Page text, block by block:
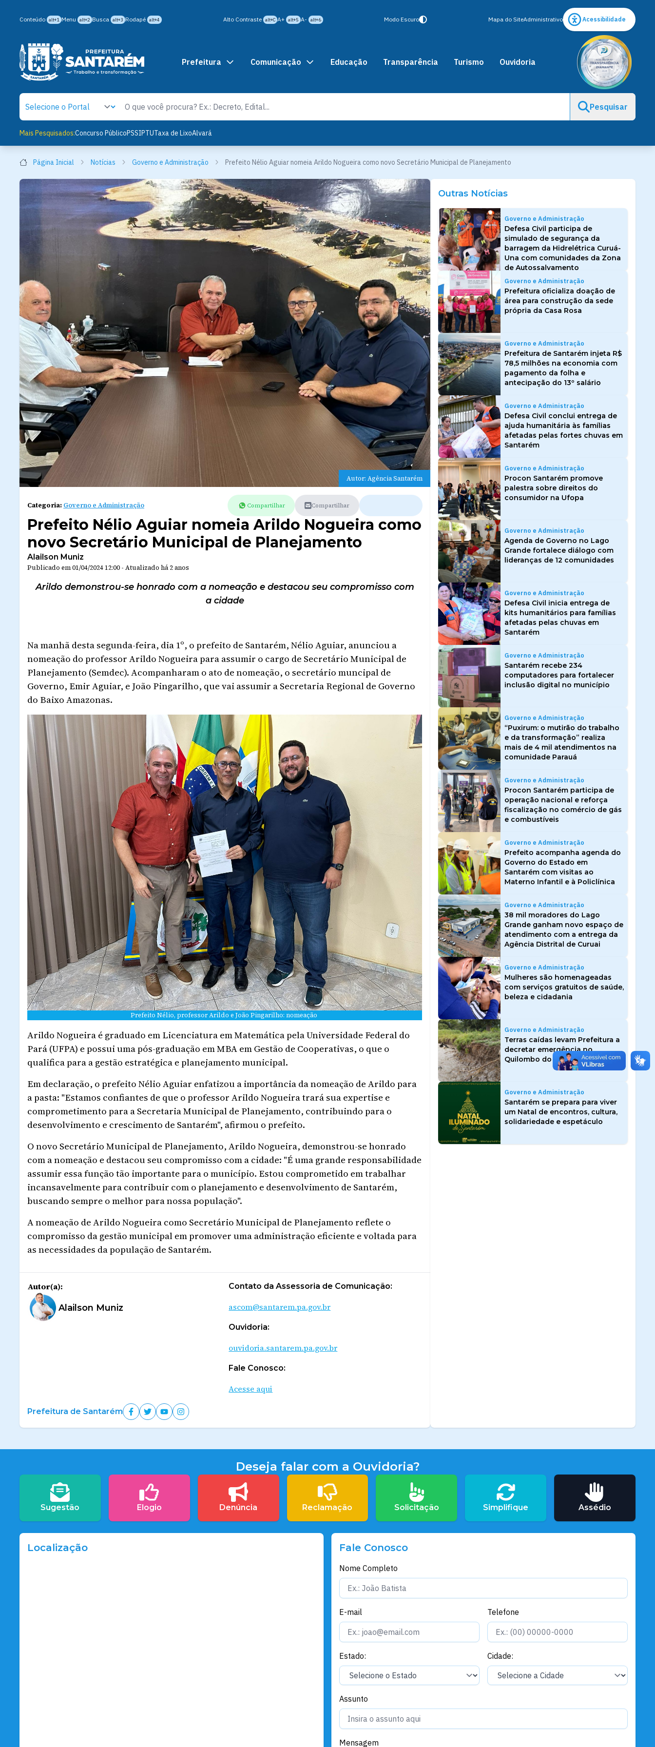
Conteúdo alt+1 Menu alt+2 Busca alt+3 Rodapé alt+4 Alto Contraste alt+C A+ alt+5 A- alt+6 Modo Escuro Mapa do SiteAdministrativo Acessibilidade
Prefeitura Comunicação Educação Transparência Turismo Ouvidoria
Pesquisar
Mais Pesquisados:Concurso PúblicoPSSIPTUTaxa de LixoAlvará
Página Inicial Notícias Governo e Administração Prefeito Nélio Aguiar nomeia Arildo Nogueira como novo Secretário Municipal de Planejamento
Autor: Agência Santarém
Categoria: Governo e Administração Compartilhar Compartilhar
Prefeito Nélio Aguiar nomeia Arildo Nogueira como
novo Secretário Municipal de Planejamento
Alailson Muniz
Publicado em01/04/2024 12:00 - Atualizado há 2 anos
Arildo demonstrou-se honrado com a nomeação e destacou seu compromisso com
a cidade
Na manhã desta segunda-feira, dia 1º, o prefeito de Santarém, Nélio Aguiar, anunciou a
nomeação do professor Arildo Nogueira para assumir o cargo de Secretário Municipal de
Planejamento (Semdec). Acompanharam o ato de nomeação, o secretário muncipal de
Governo, Emir Aguiar, e João Pingarilho, que vai assumir a Secretaria Regional de Governo
do Baixo Amazonas.
Prefeito Nélio, professor Arildo e João Pingarilho: nomeação
Arildo Nogueira é graduado em Licenciatura em Matemática pela Universidade Federal do
Pará (UFPA) e possui uma pós-graduação em MBA em Gestão de Cooperativas, o que o
qualifica para a gestão estratégica e planejamento municipal.
Em declaração, o prefeito Nélio Aguiar enfatizou a importância da nomeação de Arildo para
a pasta: "Estamos confiantes de que o professor Arildo Nogueira trará sua expertise e
comprometimento para a Secretaria Municipal de Planejamento, contribuindo para o
desenvolvimento e crescimento de Santarém", afirmou o prefeito.
O novo Secretário Municipal de Planejamento, Arildo Nogueira, demonstrou-se honrado
com a nomeação e destacou seu compromisso com a cidade: "É uma grande responsabilidade
assumir essa função tão importante para o município. Estou comprometido em trabalhar
incansavelmente para contribuir com o planejamento e desenvolvimento de Santarém,
buscando sempre o melhor para nossa população".
A nomeação de Arildo Nogueira como Secretário Municipal de Planejamento reflete o
compromisso da gestão municipal em promover uma administração eficiente e voltada para
as necessidades da população de Santarém.
Autor(a):
Alailson Muniz
Contato da Assessoria de Comunicação:
ascom@santarem.pa.gov.br
Ouvidoria:
ouvidoria.santarem.pa.gov.br
Fale Conosco:
Acesse aqui
Prefeitura de Santarém
Outras Notícias
Governo e Administração
Defesa Civil participa de
simulado de segurança da
barragem da Hidrelétrica Curuá-
Una com comunidades da Zona
de Autossalvamento
Governo e Administração
Prefeitura oficializa doação de
área para construção da sede
própria da Casa Rosa
Governo e Administração
Prefeitura de Santarém injeta R$
78,5 milhões na economia com
pagamento da folha e
antecipação do 13º salário
Governo e Administração
Defesa Civil conclui entrega de
ajuda humanitária às famílias
afetadas pelas fortes chuvas em
Santarém
Governo e Administração
Procon Santarém promove
palestra sobre direitos do
consumidor na Ufopa
Governo e Administração
Agenda de Governo no Lago
Grande fortalece diálogo com
lideranças de 12 comunidades
Governo e Administração
Defesa Civil inicia entrega de
kits humanitários para famílias
afetadas pelas chuvas em
Santarém
Governo e Administração
Santarém recebe 234
computadores para fortalecer
inclusão digital no município
Governo e Administração
“Puxirum: o mutirão do trabalho
e da transformação” realiza
mais de 4 mil atendimentos na
comunidade Parauá
Governo e Administração
Procon Santarém participa de
operação nacional e reforça
fiscalização no comércio de gás
e combustíveis
Governo e Administração
Prefeito acompanha agenda do
Governo do Estado em
Santarém com visitas ao
Materno Infantil e à Policlínica
Governo e Administração
38 mil moradores do Lago
Grande ganham novo espaço de
atendimento com a entrega da
Agência Distrital de Curuai
Governo e Administração
Mulheres são homenageadas
com serviços gratuitos de saúde,
beleza e cidadania
Governo e Administração
Terras caídas levam Prefeitura a
decretar emergência no
Quilombo do Arapemã
Governo e Administração
Santarém se prepara para viver
um Natal de encontros, cultura,
solidariedade e espetáculo
Deseja falar com a Ouvidoria?
Sugestão Elogio Denúncia Reclamação Solicitação Simplifique Assédio
Localização Fale Conosco
Nome Completo
E-mail Telefone
Estado: Cidade:
Assunto
Mensagem